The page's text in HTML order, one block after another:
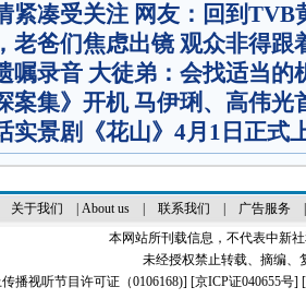
紧凑受关注 网友：回到TVB
老爸们焦虑出镜 观众非得跟
嘱录音 大徒弟：会找适当的
案集》开机 马伊琍、高伟光
实景剧《花山》4月1日正式
关于我们 About us| 联系我们 广告服务
本网站所刊载信息，不代表中新
未经授权禁止转载、摘编、
播视听节目许可证（0106168)] [京ICP证040655号]